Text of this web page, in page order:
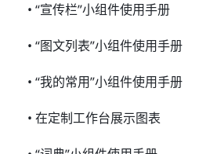
• “宣传栏”小组件使用手册
• “图文列表”小组件使用手册
• “我的常用”小组件使用手册
• 在定制工作台展示图表